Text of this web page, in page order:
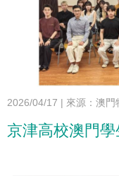
2026/04/17 | 來源：澳門
京津高校澳門